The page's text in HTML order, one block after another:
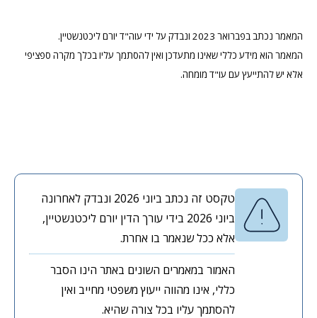
המאמר נכתב בפברואר 2023 ונבדק על ידי עוה"ד יורם ליכטנשטיין.
המאמר הוא מידע כללי שאינו מתעדכן ואין להסתמך עליו בכלך מקרה ספציפי
אלא יש להתייעץ עם עו"ד מומחה.
טקסט זה נכתב ביוני 2026 ונבדק לאחרונה
ביוני 2026 בידי עורך הדין יורם ליכטנשטיין,
אלא ככל שנאמר בו אחרת.
האמור במאמרים השונים באתר הינו הסבר
כללי, אינו מהווה ייעוץ משפטי מחייב ואין
להסתמך עליו בכל צורה שהיא.